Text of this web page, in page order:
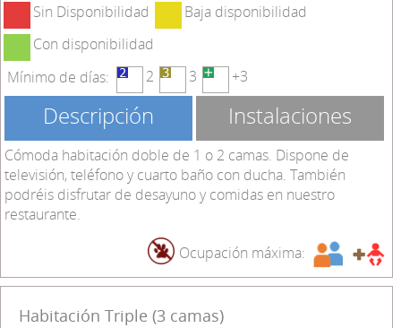
Sin Disponibilidad
Baja disponibilidad
Con disponibilidad
Mínimo de días:
2 3 +3
Descripción Instalaciones
Cómoda habitación doble de 1 o 2 camas. Dispone de
televisión, teléfono y cuarto baño con ducha. También
podréis disfrutar de desayuno y comidas en nuestro
restaurante.
Ocupación máxima:
Habitación Triple (3 camas)